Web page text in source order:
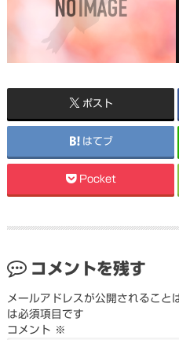
ポスト
はてブ
Pocket
コメントを残す
メールアドレスが公開されること
は必須項目です
コメント ※